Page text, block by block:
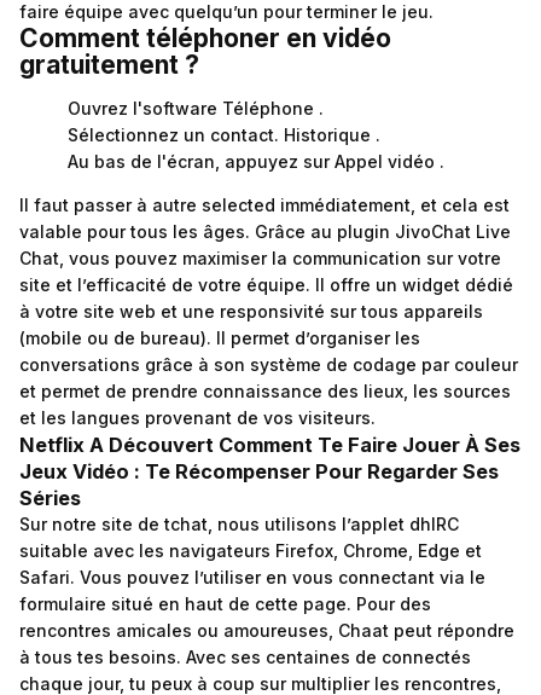
faire équipe avec quelqu’un pour terminer le jeu.
Comment téléphoner en vidéo
gratuitement ?
Ouvrez l'software Téléphone .
Sélectionnez un contact. Historique .
Au bas de l'écran, appuyez sur Appel vidéo .
Il faut passer à autre selected immédiatement, et cela est
valable pour tous les âges. Grâce au plugin JivoChat Live
Chat, vous pouvez maximiser la communication sur votre
site et l’efficacité de votre équipe. Il offre un widget dédié
à votre site web et une responsivité sur tous appareils
(mobile ou de bureau). Il permet d’organiser les
conversations grâce à son système de codage par couleur
et permet de prendre connaissance des lieux, les sources
et les langues provenant de vos visiteurs.
Netflix A Découvert Comment Te Faire Jouer À Ses
Jeux Vidéo : Te Récompenser Pour Regarder Ses
Séries
Sur notre site de tchat, nous utilisons l’applet dhIRC
suitable avec les navigateurs Firefox, Chrome, Edge et
Safari. Vous pouvez l’utiliser en vous connectant via le
formulaire situé en haut de cette page. Pour des
rencontres amicales ou amoureuses, Chaat peut répondre
à tous tes besoins. Avec ses centaines de connectés
chaque jour, tu peux à coup sur multiplier les rencontres,